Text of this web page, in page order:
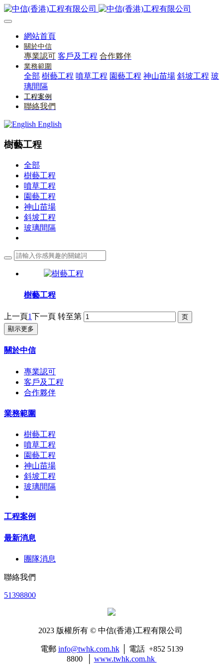
網站首頁
關於中信
專業認可 客戶及工程 合作夥伴
業務範圍
全部 樹藝工程 噴草工程 園藝工程 神山苗場 斜坡工程 玻
璃間隔
工程案例
聯絡我們
English
樹藝工程
全部
樹藝工程
噴草工程
園藝工程
神山苗場
斜坡工程
玻璃間隔
樹藝工程
上一頁1下一頁 转至第
顯示更多
關於中信
專業認可
客戶及工程
合作夥伴
業務範圍
樹藝工程
噴草工程
園藝工程
神山苗場
斜坡工程
玻璃間隔
工程案例
最新消息
團隊消息
聯絡我們
51398800
2023 版權所有 © 中信(香港)工程有限公司
電郵 info@twhk.com.hk│ 電話 +852 5139
8800 │ www.twhk.com.hk